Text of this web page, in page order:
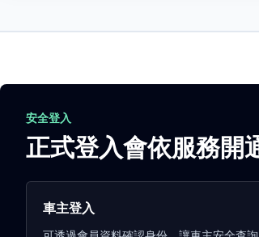
安全登入
正式登入會依服務開
車主登入